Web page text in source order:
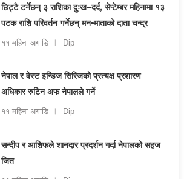
छिट्टै टर्नेछन् ३ राशिका दुःख–दर्द, सेप्टेम्बर महिनामा १३
पटक राशि परिवर्तन गर्नेछन् मन-माताको दाता चन्द्र
११ महिना अगाडि Dip
नेपाल र वेस्ट इन्डिज सिरिजको प्रत्यक्ष प्रशारण
अधिकार रुटिन अफ नेपालले गर्ने
११ महिना अगाडि Dip
सन्दीप र आशिफले शानदार प्रदर्शन गर्दा नेपालको सहज
जित